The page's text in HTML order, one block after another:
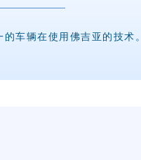
车辆在使用佛吉亚的技术。